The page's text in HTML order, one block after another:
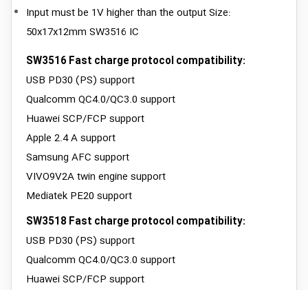
Input must be 1V higher than the output Size:
50x17x12mm SW3516 IC
SW3516 Fast charge protocol compatibility:
USB PD30 (PS) support
Qualcomm QC4.0/QC3.0 support
Huawei SCP/FCP support
Apple 2.4 A support
Samsung AFC support
VIVO9V2A twin engine support
Mediatek PE20 support
SW3518 Fast charge protocol compatibility:
USB PD30 (PS) support
Qualcomm QC4.0/QC3.0 support
Huawei SCP/FCP support